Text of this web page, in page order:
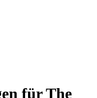
für The